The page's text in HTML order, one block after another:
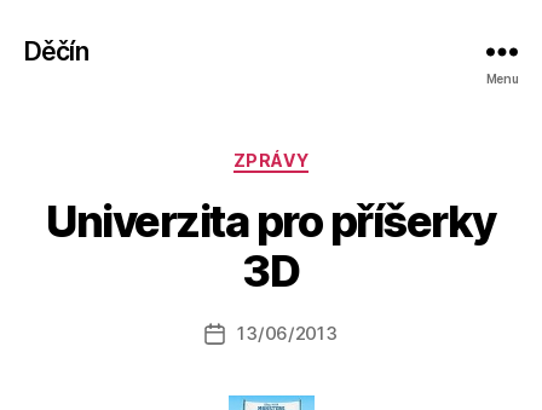
Děčín
Menu
Rubriky
ZPRÁVY
Univerzita pro příšerky
3D
Autor
příspěvku
u
a
Datum
13/06/2013